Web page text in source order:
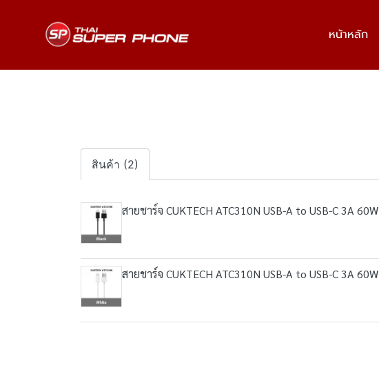
หน้าหลัก
สินค้า (2)
สายชาร์จ CUKTECH ATC310N USB-A to USB-C 3A 60W
สายชาร์จ CUKTECH ATC310N USB-A to USB-C 3A 60W